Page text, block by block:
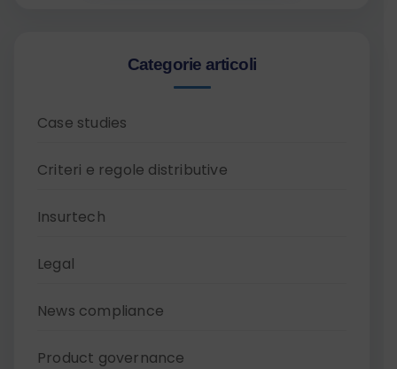
Categorie articoli
Case studies
Criteri e regole distributive
Insurtech
Legal
News compliance
Product governance